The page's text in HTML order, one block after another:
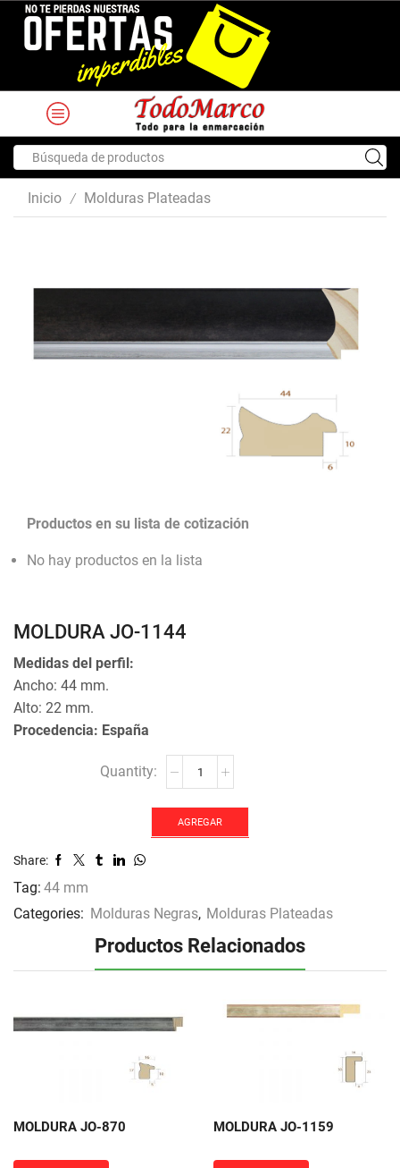
input
Inicio / Molduras Plateadas
Productos en su lista de cotización
No hay productos en la lista
MOLDURA JO-1144
Medidas del perfil:
Ancho: 44 mm.
Alto: 22 mm.
Procedencia: España
cantidad
AGREGAR
Share:
Tag: 44 mm
Categories: Molduras Negras, Molduras Plateadas
Productos Relacionados
MOLDURA JO-870 MOLDURA JO-1159